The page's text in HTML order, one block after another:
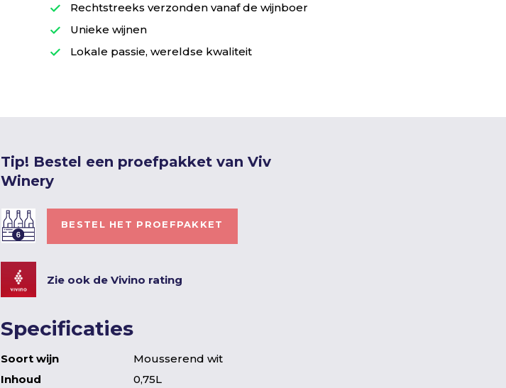
Rechtstreeks verzonden vanaf de wijnboer
Unieke wijnen
Lokale passie, wereldse kwaliteit
Tip! Bestel een proefpakket van Viv
Winery
BESTEL HET PROEFPAKKET
Zie ook de Vivino rating
Specificaties
Soort wijn
Mousserend wit
Inhoud
0,75L